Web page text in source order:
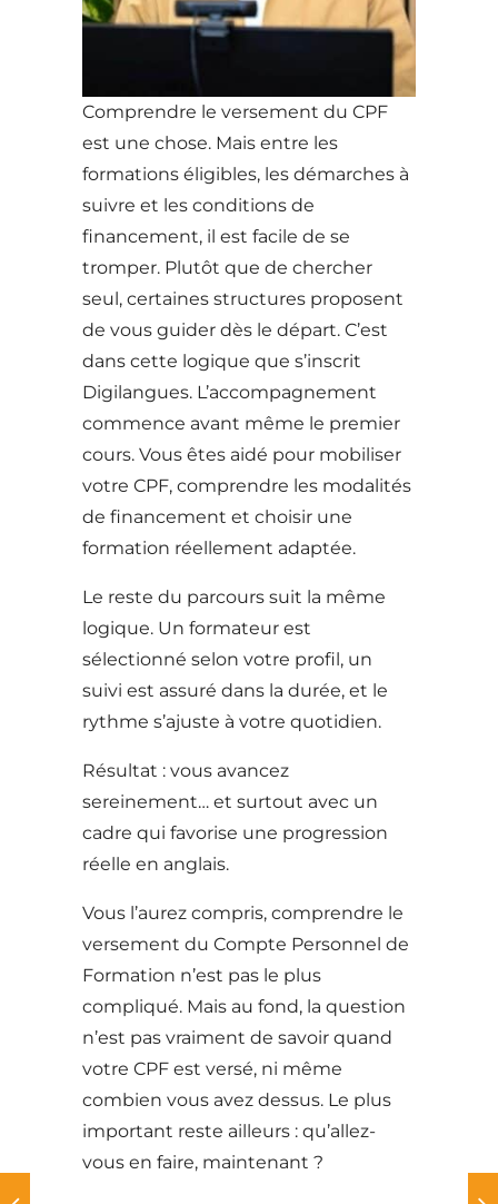
Comprendre le versement du CPF
est une chose. Mais entre les
formations éligibles, les démarches à
suivre et les conditions de
financement, il est facile de se
tromper. Plutôt que de chercher
seul, certaines structures proposent
de vous guider dès le départ. C’est
dans cette logique que s’inscrit
Digilangues. L’accompagnement
commence avant même le premier
cours. Vous êtes aidé pour mobiliser
votre CPF, comprendre les modalités
de financement et choisir une
formation réellement adaptée.
Le reste du parcours suit la même
logique. Un formateur est
sélectionné selon votre profil, un
suivi est assuré dans la durée, et le
rythme s’ajuste à votre quotidien.
Résultat : vous avancez
sereinement… et surtout avec un
cadre qui favorise une progression
réelle en anglais.
Vous l’aurez compris, comprendre le
versement du Compte Personnel de
Formation n’est pas le plus
compliqué. Mais au fond, la question
n’est pas vraiment de savoir quand
votre CPF est versé, ni même
combien vous avez dessus. Le plus
important reste ailleurs : qu’allez-
vous en faire, maintenant ?